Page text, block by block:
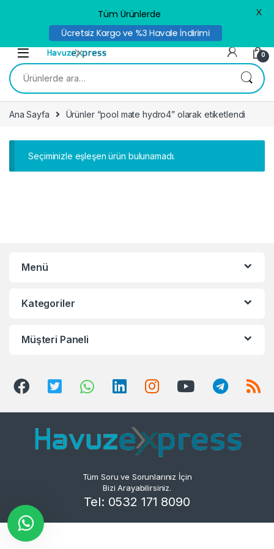
Skip to navigation
Skip to content
0
Ara:
Ana Sayfa Ürünler “pool mate hydro4” olarak etiketlendi
Seçiminizle eşleşen ürün bulunamadı.
Menü
Kategoriler
Müşteri Paneli
Tüm Soru ve Sorunlarınız İçin
Bizi Arayabilirsiniz.
Tel: 0532 171 8090
Tüm Ürünlerde
Ücretsiz Kargo ve %3 Havale İndirimi
X